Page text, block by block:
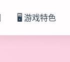
🖥️ 游戏特色